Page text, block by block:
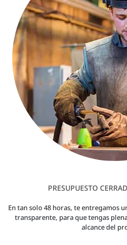
PRESUPUESTO
En tan solo 48 horas, te entregamos
transparente, para que tengas
alcance del